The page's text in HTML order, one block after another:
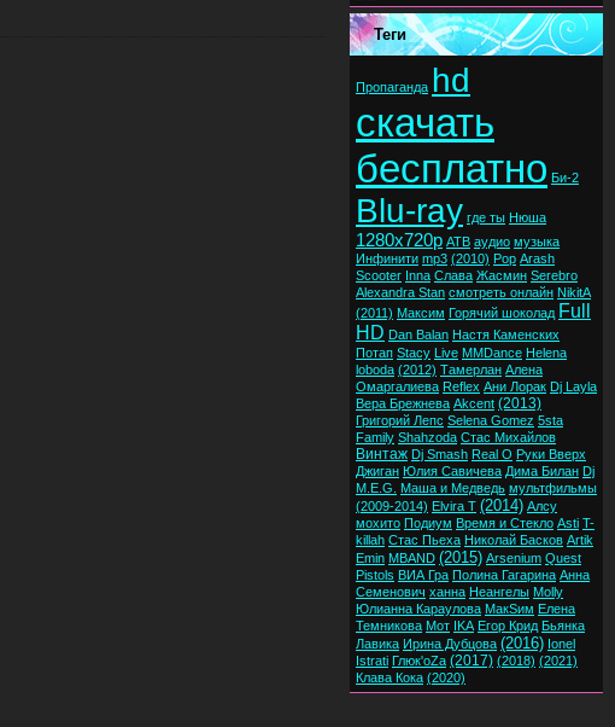
Теги
Пропаганда hd
скачать
бесплатно Би-2
Blu-ray где ты Нюша
1280x720p ATB аудио музыка
Инфинити mp3 (2010) Pop Arash
Scooter Inna Слава Жасмин Serebro
Alexandra Stan смотреть онлайн NikitA
(2011) Максим Горячий шоколад Full
HD Dan Balan Настя Каменских
Потап Stacy Live MMDance Helena
loboda (2012) Тамерлан Алена
Омаргалиева Reflex Ани Лорак Dj Layla
Вера Брежнева Akcent (2013)
Григорий Лепс Selena Gomez 5sta
Family Shahzoda Стас Михайлов
Винтаж Dj Smash Real O Руки Вверх
Джиган Юлия Савичева Дима Билан Dj
M.E.G.
Маша и Медведь мультфильмы
(2009-2014) Elvira T (2014) Алсу
мохито Подиум Время и Стекло Asti T-
killah Стас Пьеха Николай Басков Artik
Emin MBAND (2015) Arsenium Quest
Pistols ВИА Гра Полина Гагарина Анна
Семенович ханна Неангелы Molly
Юлианна Караулова МакSим Елена
Темникова Мот IKA Егор Крид Бьянка
Лавика Ирина Дубцова (2016) Ionel
Istrati Глюк'oZa (2017) (2018) (2021)
Клава Кока (2020)